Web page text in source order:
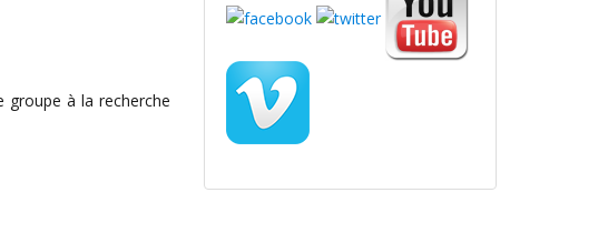
groupe à la recherche